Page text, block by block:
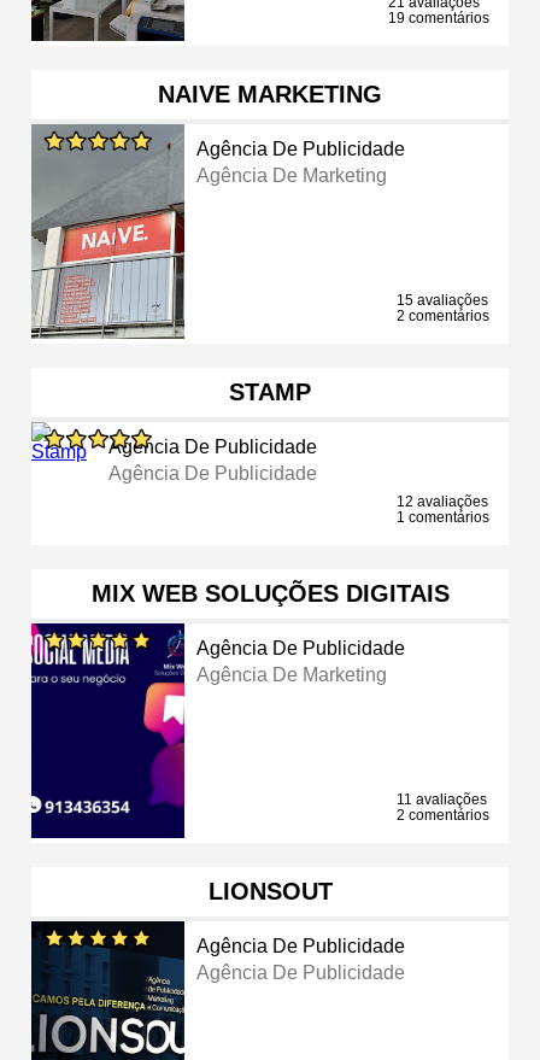
19 comentários
NAIVE MARKETING
Agência De Publicidade
Agência De Marketing
15 avaliações
2 comentários
STAMP
Agência De Publicidade
Agência De Publicidade
12 avaliações
1 comentários
MIX WEB SOLUÇÕES DIGITAIS
Agência De Publicidade
Agência De Marketing
11 avaliações
2 comentários
LIONSOUT
Agência De Publicidade
Agência De Publicidade